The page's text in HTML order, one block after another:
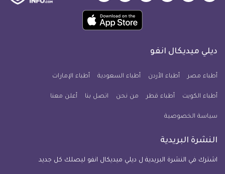
فيسبوكتويتر
ميديكال
يوتيوب
ميديكال
انفو
ميديكال
انفو
ميديكال
انفو
حمل
تطبيق
معلومة
للآيفون
ديلي ميديكال انفو
أطباء مصر أطباء الأردن أطباء السعودية أطباء الإمارات
أطباء الكويت أطباء قطر من نحن اتصل بنا أعلن معنا
سياسة الخصوصية
النشرة البريدية
اشترك في النشرة البريدية ل ديلي ميديكال انفو ليصلك كل جديد